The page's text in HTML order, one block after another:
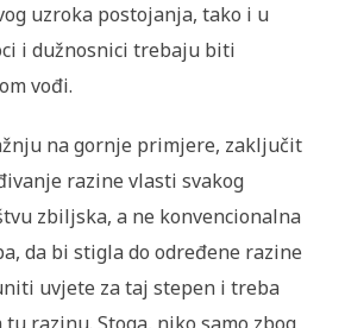
uzroka postojanja, tako i u
i dužnosnici trebaju biti
vođi.
na gornje primjere, zaključit
razine vlasti svakog
zbiljska, a ne konvencionalna
da bi stigla do određene razine
uvjete za taj stepen i treba